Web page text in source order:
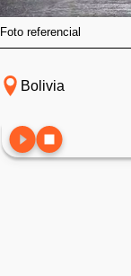
Foto referencial
Bolivia